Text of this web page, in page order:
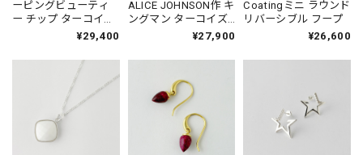
ーピングビューティ
ー チップ ターコイズ
一連 ネックレス¥29,400
ALICE JOHNSON作 キ
ングマン ターコイズ
ペンダント ネックレ
ン)
¥27,900
Coatingミニ ラウンド
リバーシブル フープ
¥26,600